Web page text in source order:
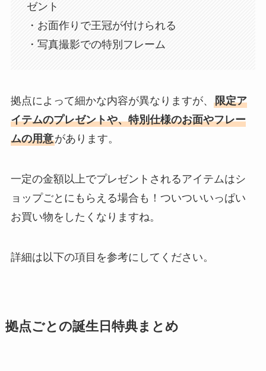
ゼント
・お面作りで王冠が付けられる
・写真撮影での特別フレーム
拠点によって細かな内容が異なりますが、 限定ア
イテムのプレゼントや、特別仕様のお面やフレー
ムの用意があります。
一定の金額以上でプレゼントされるアイテムはシ
ョップごとにもらえる場合も！ついついいっぱい
お買い物をしたくなりますね。
詳細は以下の項目を参考にしてください。
拠点ごとの誕生日特典まとめ